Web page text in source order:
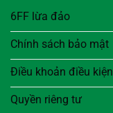
6FF lừa đảo
Chính sách bảo mật
Điều khoản điều kiện
Quyền riêng tư